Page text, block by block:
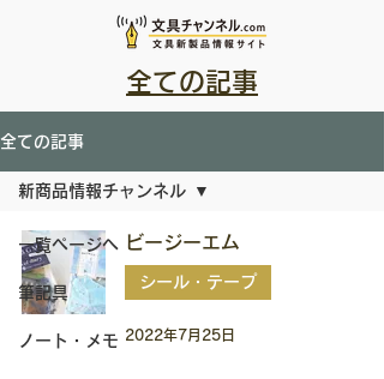
全ての記事
全ての記事
一覧ページへ
筆記具
ノート・メモ
新商品情報チャンネル
ビージーエム
シール・テープ
2022年7月25日